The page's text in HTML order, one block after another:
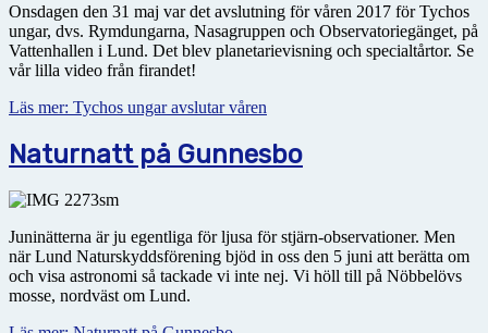
Onsdagen den 31 maj var det avslutning för våren 2017 för Tychos
ungar, dvs. Rymdungarna, Nasagruppen och Observatoriegänget, på
Vattenhallen i Lund. Det blev planetarievisning och specialtårtor. Se
vår lilla video från firandet!
Läs mer: Tychos ungar avslutar våren
Naturnatt på Gunnesbo
Juninätterna är ju egentliga för ljusa för stjärn-observationer. Men
när Lund Naturskyddsförening bjöd in oss den 5 juni att berätta om
och visa astronomi så tackade vi inte nej. Vi höll till på Nöbbelövs
mosse, nordväst om Lund.